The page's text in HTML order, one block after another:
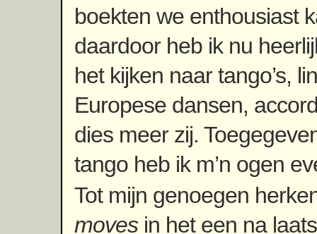
boekten we enthousiast
daardoor heb ik nu
het kijken naar tango’s,
Europese dansen,
dies meer zij.
tango heb ik m’n ogen
Tot mijn genoegen
movesin het een na